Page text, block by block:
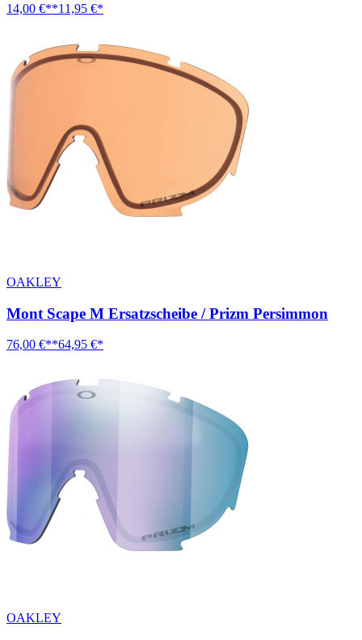
14,00 €**11,95 €*
OAKLEY
Mont Scape M Ersatzscheibe / Prizm Persimmon
76,00 €**64,95 €*
OAKLEY